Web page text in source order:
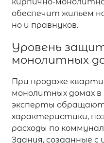
обеспечит жильем
но и правнуков.
Уровень
монолитных
При продаже
монолитных домах
эксперты обращают
характеристики,
расходы по
Здания, созданные с